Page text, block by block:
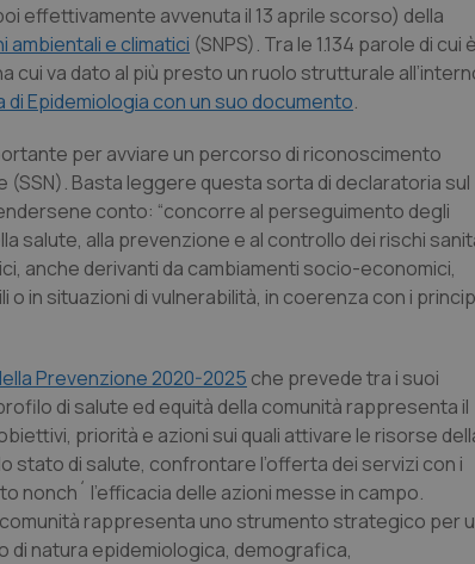
effettivamente avvenuta il 13 aprile scorso) della
e climatici (SNPS). Tra le 1.134 parole di cui è
cui va dato al più presto un ruolo strutturale
Epidemiologia con un suo documento.
per avviare un percorso di riconoscimento
(SSN). Basta leggere questa sorta di declaratoria sul
conto: “concorre al perseguimento degli
salute, alla prevenzione e al controllo dei rischi
anche derivanti da cambiamenti socio-economici,
in situazioni di vulnerabilità, in coerenza con i
Prevenzione 2020-2025 che prevede tra i suoi
di salute ed equità della comunità rappresenta il
priorità e azioni sui quali attivare le risorse
di salute, confrontare l’offerta dei servizi con i
nonch´ l’efficacia delle azioni messe in campo.
rappresenta uno strumento strategico per
natura epidemiologica, demografica,